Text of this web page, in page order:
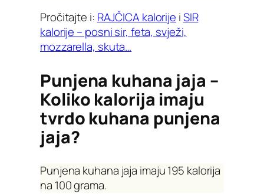
Pročitajte i: RAJČICA kalorije iSIR
kalorije – posni sir, feta, svježi,
mozzarella, skuta…
Punjena kuhana jaja –
Koliko kalorija imaju
tvrdo kuhana punjena
jaja?
Punjena kuhana jaja imaju 195 kalorija
na 100 grama.